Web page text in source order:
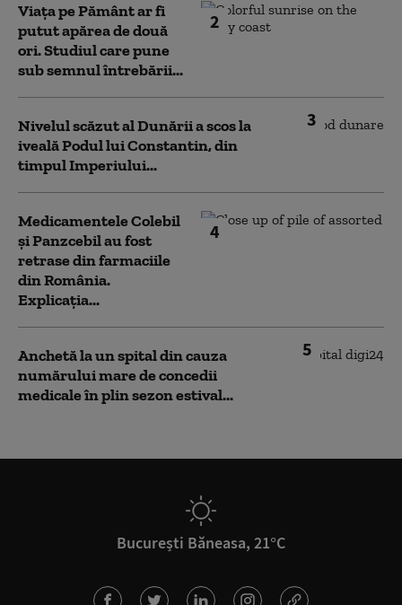
2
Viața pe Pământ ar fi
putut apărea de două
ori. Studiul care pune
sub semnul întrebării...
3
Nivelul scăzut al Dunării a scos la
iveală Podul lui Constantin, din
timpul Imperiului...
4
Medicamentele Colebil
și Panzcebil au fost
retrase din farmaciile
din România.
Explicația...
5
Anchetă la un spital din cauza
numărului mare de concedii
medicale în plin sezon estival...
București Băneasa, 21°C